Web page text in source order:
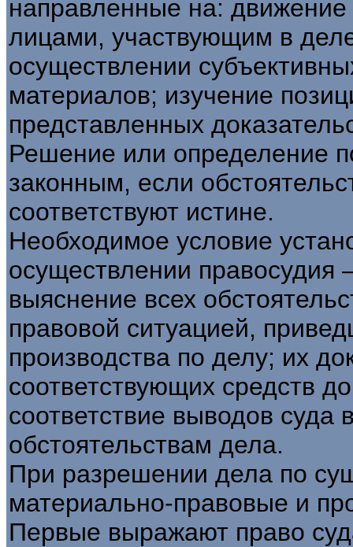
направленные на: движение
лицами, участвующим в
осуществлении
материалов; изучение
представленных
Решение или определение
законным, если
соответствуют истине.
Необходимое условие
осуществлении
выяснение всех
правовой ситуацией,
производства по делу; их
соответствующих средств
соответствие выводов
обстоятельствам дела.
При разрешении дела по
материально-правовые и
Первые выражают право